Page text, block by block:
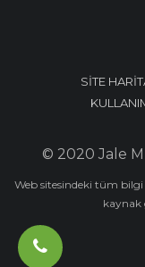
SİTE
© 2020 Jale
Web sitesindeki tüm bilgi
kaynak